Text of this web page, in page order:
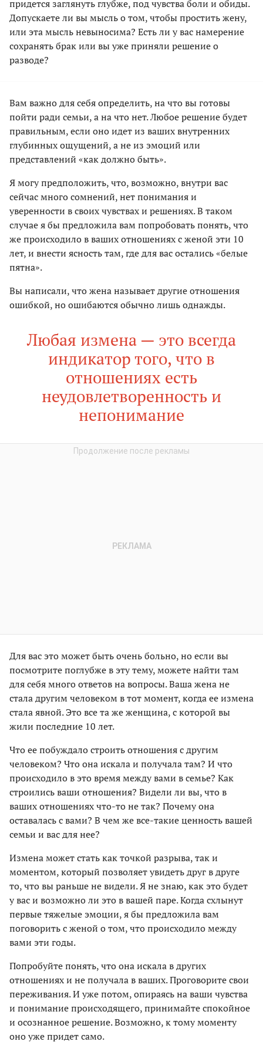
придется заглянуть глубже, под чувства боли и обиды.
Допускаете ли вы мысль о том, чтобы простить жену,
или эта мысль невыносима? Есть ли у вас намерение
сохранять брак или вы уже приняли решение о
разводе?
Вам важно для себя определить, на что вы готовы
пойти ради семьи, а на что нет. Любое решение будет
правильным, если оно идет из ваших внутренних
глубинных ощущений, а не из эмоций или
представлений «как должно быть».
Я могу предположить, что, возможно, внутри вас
сейчас много сомнений, нет понимания и
уверенности в своих чувствах и решениях. В таком
случае я бы предложила вам попробовать понять, что
же происходило в ваших отношениях с женой эти 10
лет, и внести ясность там, где для вас остались «белые
пятна».
Вы написали, что жена называет другие отношения
ошибкой, но ошибаются обычно лишь однажды.
Любая измена — это всегда
индикатор того, что в
отношениях есть
неудовлетворенность и
непонимание
Для вас это может быть очень больно, но если вы
посмотрите поглубже в эту тему, можете найти там
для себя много ответов на вопросы. Ваша жена не
стала другим человеком в тот момент, когда ее измена
стала явной. Это все та же женщина, с которой вы
жили последние 10 лет.
Что ее побуждало строить отношения с другим
человеком? Что она искала и получала там? И что
происходило в это время между вами в семье? Как
строились ваши отношения? Видели ли вы, что в
ваших отношениях что-то не так? Почему она
оставалась с вами? В чем же все-такие ценность вашей
семьи и вас для нее?
Измена может стать как точкой разрыва, так и
моментом, который позволяет увидеть друг в друге
то, что вы раньше не видели. Я не знаю, как это будет
у вас и возможно ли это в вашей паре. Когда схлынут
первые тяжелые эмоции, я бы предложила вам
поговорить с женой о том, что происходило между
вами эти годы.
Попробуйте понять, что она искала в других
отношениях и не получала в ваших. Проговорите свои
переживания. И уже потом, опираясь на ваши чувства
и понимание происходящего, принимайте спокойное
и осознанное решение. Возможно, к тому моменту
оно уже придет само.